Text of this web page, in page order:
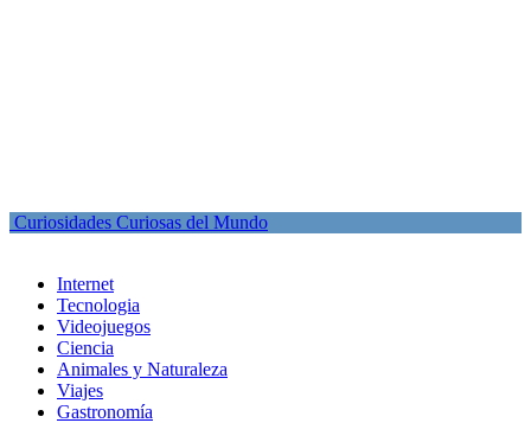
Curiosidades Curiosas del Mundo
Internet
Tecnologia
Videojuegos
Ciencia
Animales y Naturaleza
Viajes
Gastronomía